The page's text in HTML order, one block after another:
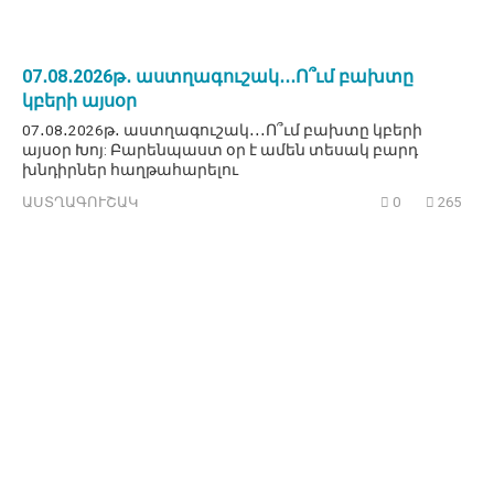
07․08․2026թ․ աստղագուշակ․․․Ո՞ւմ բախտը
կբերի այսօր
07․08․2026թ․ աստղագուշակ․․․Ո՞ւմ բախտը կբերի
այսօր Խոյ: Բարենպաստ օր է ամեն տեսակ բարդ
խնդիրներ հաղթահարելու
ԱՍՏՂԱԳՈՒՇԱԿ 0 265